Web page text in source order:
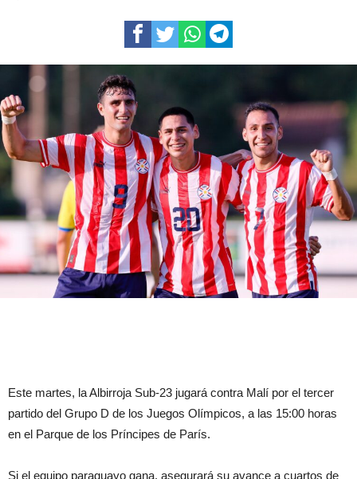
Este martes, la Albirroja Sub-23 jugará contra Malí por el tercer
partido del Grupo D de los Juegos Olímpicos, a las 15:00 horas
en el Parque de los Príncipes de París.
Si el equipo paraguayo gana, asegurará su avance a cuartos de